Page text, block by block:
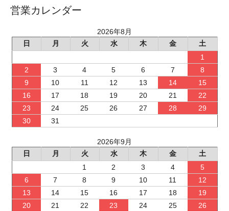
営業カレンダー
2026年8月
日
月 火 水 木 金
土
1
2
3 4 5 6 7
8
9
10 11 12 13 14
15
16
17 18 19 20 21
22
23
24 25 26 27 28
29
30
31
2026年9月
日
月 火 水 木 金
土
1
2 3 4
5
6
7 8 9 10 11
12
13
14 15 16 17 18
19
20
21 22 23 24 25
26